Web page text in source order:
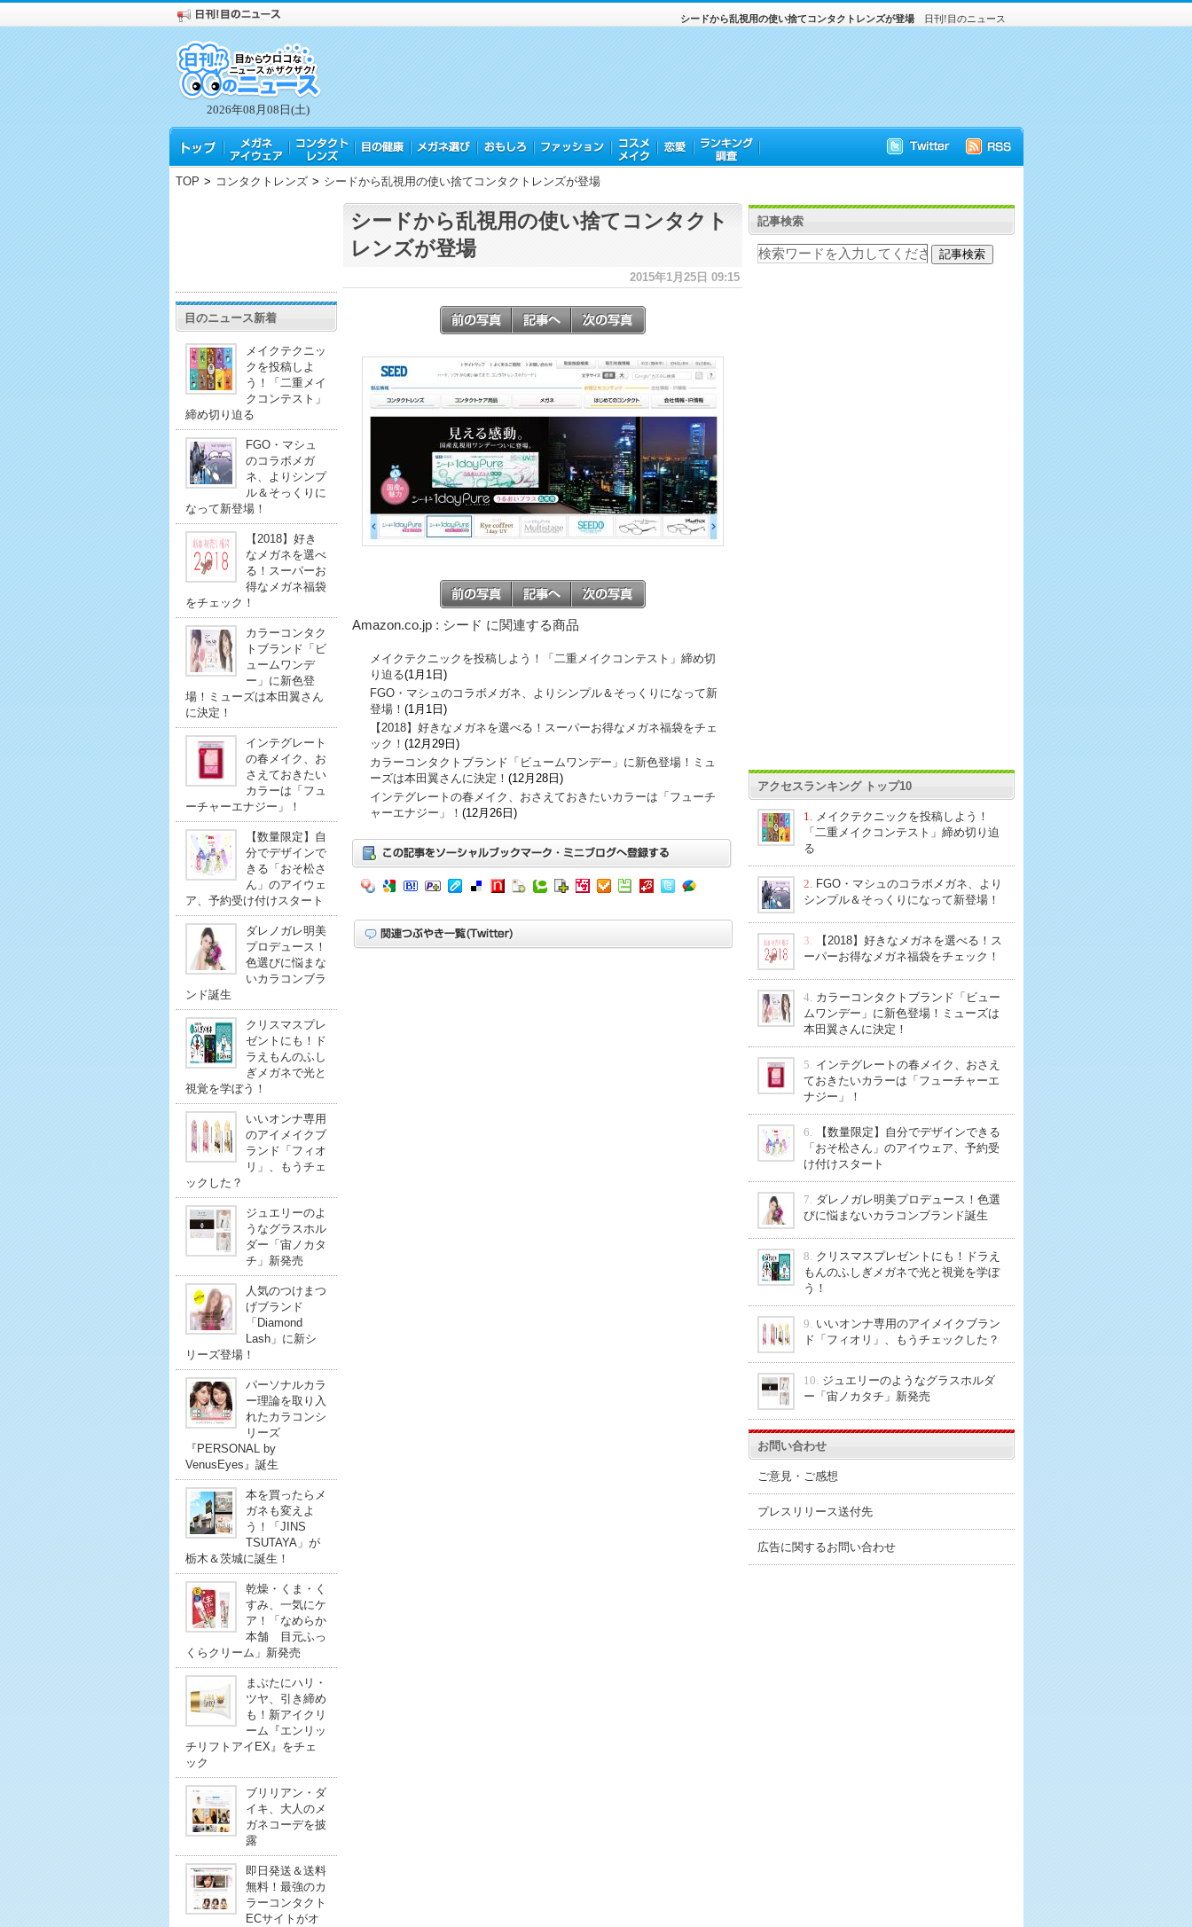
2026年08月08日(土)
日刊!目のニュース
シードから乱視用の使い捨てコンタクトレンズが登場
TOP > コンタクトレンズ > シードから乱視用の使い捨てコンタクトレンズが登場
目のニュース新着
メイクテクニッ
クを投稿しよ
う！「二重メイ
クコンテスト」
締め切り迫る
FGO・マシュ
のコラボメガ
ネ、よりシンプ
ル＆そっくりに
なって新登場！
【2018】好き
なメガネを選べ
る！スーパーお
得なメガネ福袋
をチェック！
カラーコンタク
トブランド「ビ
ュームワンデ
ー」に新色登
場！ミューズは本田翼さん
に決定！
インテグレート
の春メイク、お
さえておきたい
カラーは「フュ
ーチャーエナジー」！
【数量限定】自
分でデザインで
きる「おそ松さ
ん」のアイウェ
ア、予約受け付けスタート
ダレノガレ明美
プロデュース！
色選びに悩まな
いカラコンブラ
ンド誕生
クリスマスプレ
ゼントにも！ド
ラえもんのふし
ぎメガネで光と
視覚を学ぼう！
いいオンナ専用
のアイメイクブ
ランド「フィオ
リ」、もうチェ
ックした？
ジュエリーのよ
うなグラスホル
ダー「宙ノカタ
チ」新発売
人気のつけまつ
げブランド
「Diamond
Lash」に新シ
リーズ登場！
パーソナルカラ
ー理論を取り入
れたカラコンシ
リーズ
『PERSONAL by
VenusEyes』誕生
本を買ったらメ
ガネも変えよ
う！「JINS
TSUTAYA」が
栃木＆茨城に誕生！
乾燥・くま・く
すみ、一気にケ
ア！「なめらか
本舗 目元ふっ
くらクリーム」新発売
まぶたにハリ・
ツヤ、引き締め
も！新アイクリ
ーム『エンリッ
チリフトアイEX』をチェ
ック
ブリリアン・ダ
イキ、大人のメ
ガネコーデを披
露
即日発送＆送料
無料！最強のカ
ラーコンタクト
ECサイトがオ
シードから乱視用の使い捨てコンタクト
レンズが登場
2015年1月25日 09:15
Amazon.co.jp : シード に関連する商品
メイクテクニックを投稿しよう！「二重メイクコンテスト」締め切
り迫る(1月1日)
FGO・マシュのコラボメガネ、よりシンプル＆そっくりになって新
登場！ (1月1日)
【2018】好きなメガネを選べる！スーパーお得なメガネ福袋をチェ
ック！ (12月29日)
カラーコンタクトブランド「ビュームワンデー」に新色登場！ミュ
ーズは本田翼さんに決定！ (12月28日)
インテグレートの春メイク、おさえておきたいカラーは「フューチ
ャーエナジー」！ (12月26日)
記事検索
アクセスランキング トップ10
1.
メイクテクニックを投稿しよう！
「二重メイクコンテスト」締め切り迫
る
2. FGO・マシュのコラボメガネ、より
シンプル＆そっくりになって新登場！
3.
【2018】好きなメガネを選べる！ス
ーパーお得なメガネ福袋をチェック！
4. カラーコンタクトブランド「ビュー
ムワンデー」に新色登場！ミューズは
本田翼さんに決定！
5. インテグレートの春メイク、おさえ
ておきたいカラーは「フューチャーエ
ナジー」！
6.
【数量限定】自分でデザインできる
「おそ松さん」のアイウェア、予約受
け付けスタート
7. ダレノガレ明美プロデュース！色選
びに悩まないカラコンブランド誕生
8. クリスマスプレゼントにも！ドラえ
もんのふしぎメガネで光と視覚を学ぼ
う！
9. いいオンナ専用のアイメイクブラン
ド「フィオリ」、もうチェックした？
10. ジュエリーのようなグラスホルダ
ー「宙ノカタチ」新発売
お問い合わせ
ご意見・ご感想
プレスリリース送付先
広告に関するお問い合わせ